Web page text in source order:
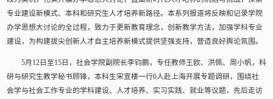
专业建设新模式、本科和研究生人才培养新路径。本系列报道将反映和记录学院
办学思想大讨论的全过程，致力于更新教育理念，创新教学方法，加强学科专业
建设，为构建拔尖创新人才自主培养新模式提供坚强支持，营造良好舆论氛围。
5月12日至15日，社会学院副院长李钧鹏，专任教师王欧、洪佩、周小帆，科
研与研究生教学秘书顾锋，本科生宋宣楼一行6人赴上海开展专题调研，围绕社
会学与社会工作专业的学科建设、人才培养、实习实践、就业等议题，先后走访